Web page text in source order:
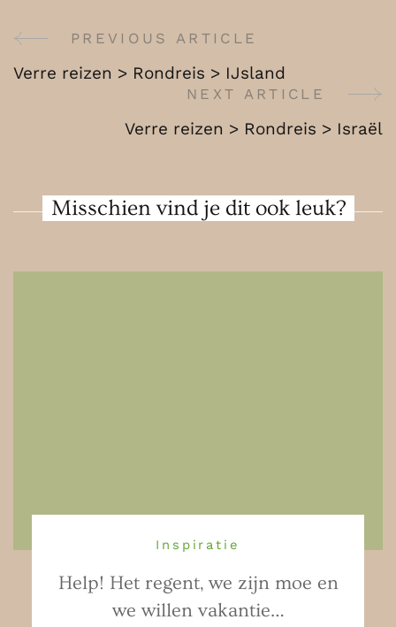
Egypte
Post
Navigation
PREVIOUS ARTICLE
Verre reizen > Rondreis > IJsland
NEXT ARTICLE
Verre reizen > Rondreis > Israël
Misschien vind je dit ook leuk?
Inspiratie
Help! Het regent, we zijn moe en
we willen vakantie…